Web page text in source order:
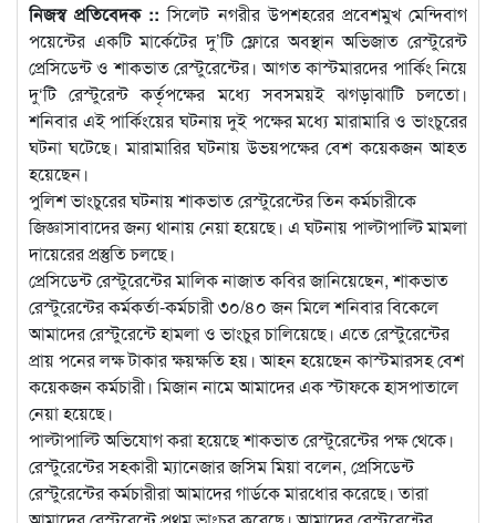
নিজস্ব প্রতিবেদক ::সিলেট নগরীর উপশহরের প্রবেশমুখ মেন্দিবাগ
পয়েন্টের একটি মার্কেটের দু’টি ফ্লোরে অবস্থান অভিজাত রেস্টুরেন্ট
প্রেসিডেন্ট ও শাকভাত রেস্টুরেন্টের। আগত কাস্টমারদের পার্কিং নিয়ে
দু‘টি রেস্টুরেন্ট কর্তৃপক্ষের মধ্যে সবসময়ই ঝগড়াঝাটি চলতো।
শনিবার এই পার্কিংয়ের ঘটনায় দুই পক্ষের মধ্যে মারামারি ও ভাংচুরের
ঘটনা ঘটেছে। মারামারির ঘটনায় উভয়পক্ষের বেশ কয়েকজন আহত
হয়েছেন।
পুলিশ ভাংচুরের ঘটনায় শাকভাত রেস্টুরেন্টের তিন কর্মচারীকে
জিজ্ঞাসাবাদের জন্য থানায় নেয়া হয়েছে। এ ঘটনায় পাল্টাপাল্টি মামলা
দায়েরের প্রস্তুতি চলছে।
প্রেসিডেন্ট রেস্টুরেন্টের মালিক নাজাত কবির জানিয়েছেন, শাকভাত
রেস্টুরেন্টের কর্মকর্তা-কর্মচারী ৩০/৪০ জন মিলে শনিবার বিকেলে
আমাদের রেস্টুরেন্টে হামলা ও ভাংচুর চালিয়েছে। এতে রেস্টুরেন্টের
প্রায় পনের লক্ষ টাকার ক্ষয়ক্ষতি হয়। আহন হয়েছেন কাস্টমারসহ বেশ
কয়েকজন কর্মচারী। মিজান নামে আমাদের এক স্টাফকে হাসপাতালে
নেয়া হয়েছে।
পাল্টাপাল্টি অভিযোগ করা হয়েছে শাকভাত রেস্টুরেন্টের পক্ষ থেকে।
রেস্টুরেন্টের সহকারী ম্যানেজার জসিম মিয়া বলেন, প্রেসিডেন্ট
রেস্টুরেন্টের কর্মচারীরা আমাদের গার্ডকে মারধোর করেছে। তারা